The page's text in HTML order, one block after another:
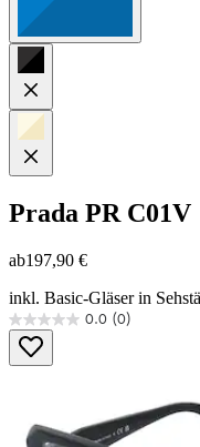
Prada PR C01V
ab197,90 €
inkl. Basic-Gläser in
0.0 (0)
0.0
von
5